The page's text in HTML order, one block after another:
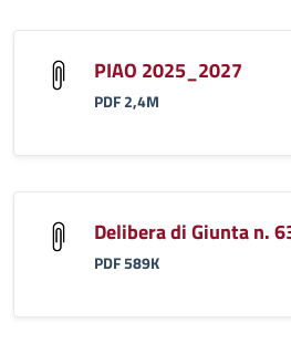
PIAO 2025_2027
PDF 2,4M
Delibera di Giunta n.
PDF 589K